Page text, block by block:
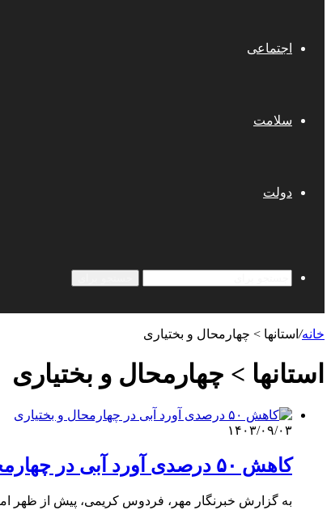
اجتماعی
سلامت
دولت
خانه/ استانها > چهارمحال و بختیاری
استانها > چهارمحال و بختیاری
۱۴۰۳/۰۹/۰۳
کاهش ۵۰ درصدی آورد آبی در چهارمحال و بختیاری
به گزارش خبرنگار مهر، فردوس کریمی، پیش از ظهر